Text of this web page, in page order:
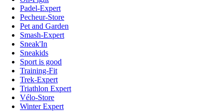
Padel-Expert
Pecheur-Store
Pet and Garden
Smash-Expert
Sneak'In
Sneakids
Sport is good
Training-Fit
Trek-Expert
Triathlon Expert
Vélo-Store
Winter Expert